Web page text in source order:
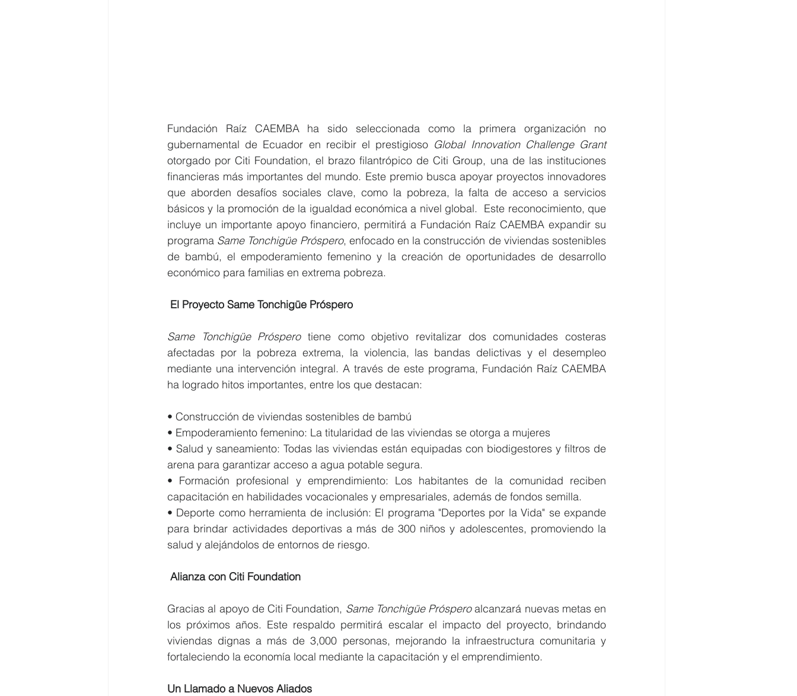
Fundación Raíz CAEMBA ha sido seleccionada como la primera organización no
gubernamental de Ecuador en recibir el prestigioso
Global Innovation Challenge Grant
otorgado por Citi Foundation, el brazo filantrópico de Citi Group, una de las instituciones
financieras más importantes del mundo. Este premio busca apoyar proyectos innovadores
que aborden desafíos sociales clave, como la pobreza, la falta de acceso a servicios
básicos y la promoción de la igualdad económica a nivel global.  Este reconocimiento, que
incluye un importante apoyo financiero, permitirá a Fundación Raíz CAEMBA expandir su
programa Same Tonchigüe Próspero, enfocado en la construcción de viviendas sostenibles
de bambú, el empoderamiento femenino y la creación de oportunidades de desarrollo
económico para familias en extrema pobreza.
El Proyecto Same Tonchigüe Próspero
Same Tonchigüe Próspero tiene como objetivo revitalizar dos comunidades costeras
afectadas por la pobreza extrema, la violencia, las bandas delictivas y el desempleo
mediante una intervención integral. A través de este programa, Fundación Raíz CAEMBA
ha logrado hitos importantes, entre los que destacan:
• Construcción de viviendas sostenibles de bambú
• Empoderamiento femenino: La titularidad de las viviendas se otorga a mujeres
• Salud y saneamiento: Todas las viviendas están equipadas con biodigestores y filtros de
arena para garantizar acceso a agua potable segura.
• Formación profesional y emprendimiento: Los habitantes de la comunidad reciben
capacitación en habilidades vocacionales y empresariales, además de fondos semilla.
• Deporte como herramienta de inclusión: El programa "Deportes por la Vida" se expande
para brindar actividades deportivas a más de 300 niños y adolescentes, promoviendo la
salud y alejándolos de entornos de riesgo.
Alianza con Citi Foundation
Gracias al apoyo de Citi Foundation, Same Tonchigüe Próspero alcanzará nuevas metas en
los próximos años. Este respaldo permitirá escalar el impacto del proyecto, brindando
viviendas dignas a más de 3,000 personas, mejorando la infraestructura comunitaria y
fortaleciendo la economía local mediante la capacitación y el emprendimiento.
Un Llamado a Nuevos Aliados